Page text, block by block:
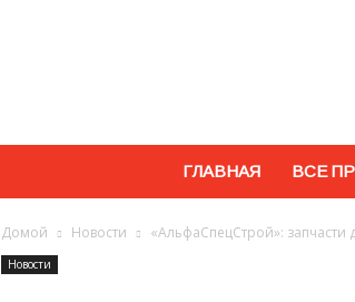
ГЛАВНАЯ ВСЕ
Домой Новости «АльфаСпецСтрой»: запчасти
Новости